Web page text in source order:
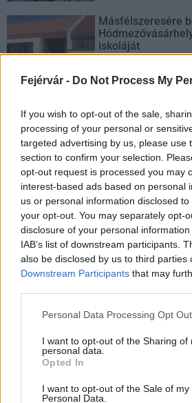
Fejérvár - Do Not Process My
If you wish to opt-out of the sale,
processing of your personal or
targeted advertising by us, please use
section to confirm your selection.
opt-out request is processed you may
interest-based ads based on personal
us or personal information disclosed
your opt-out. You may separately opt-
disclosure of your personal
IAB’s list of downstream participants.
also be disclosed by us to third parties
Downstream Participants that may
Please note that this website/app uses
not limited to your visit or usage
grant or deny consent to Google and
use your data for below specified
consent section.
Personal Data Processing Opt
I want to opt-out of the Sharing of
personal data.
Opted In
I want to opt-out of the Sale of my
Personal Data.
Másfélszeresére
iskoláját
Flórián téri
Paks II.: Mit jelent
mérföldköve a
árnyékában?
Helyi hírek